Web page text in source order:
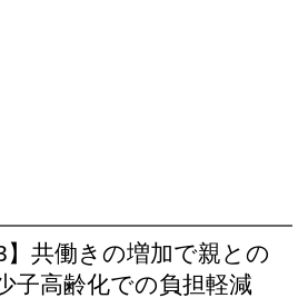
】共働きの増加で親との
子高齢化での負担軽減